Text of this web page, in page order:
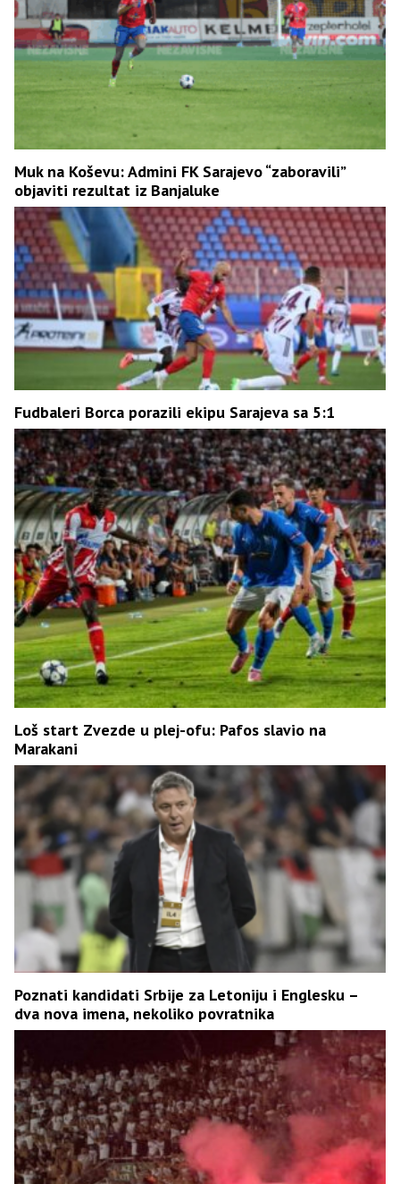
Muk na Koševu: Admini FK Sarajevo “zaboravili”
objaviti rezultat iz Banjaluke
Fudbaleri Borca porazili ekipu Sarajeva sa 5:1
Loš start Zvezde u plej-ofu: Pafos slavio na
Marakani
Poznati kandidati Srbije za Letoniju i Englesku –
dva nova imena, nekoliko povratnika